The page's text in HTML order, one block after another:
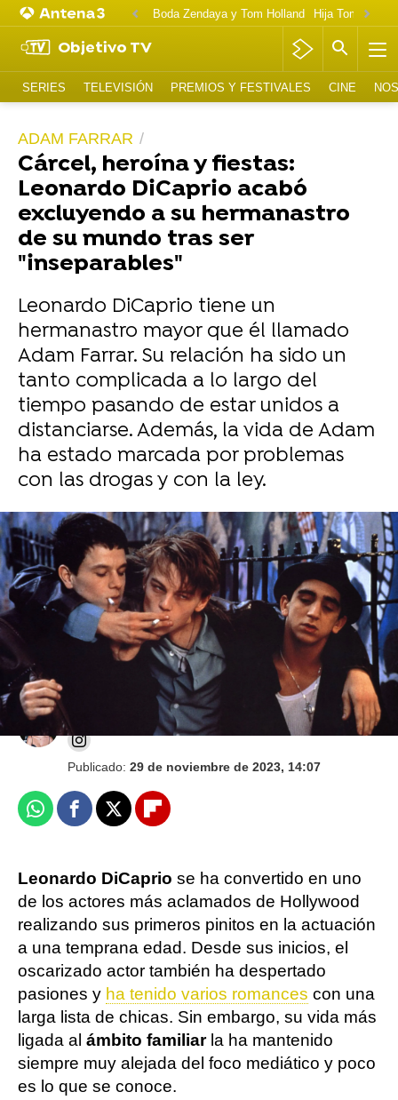
Boda Zendaya y Tom Holland Hija Tom
Objetivo TV
SERIES TELEVISIÓN PREMIOS Y FESTIVALES CINE
ADAM FARRAR
Cárcel, heroína y fiestas:
Leonardo DiCaprio acabó
excluyendo a su hermanastro
de su mundo tras ser
"inseparables"
Leonardo DiCaprio tiene un
hermanastro mayor que él llamado
Adam Farrar. Su relación ha sido un
tanto complicada a lo largo del
tiempo pasando de estar unidos a
distanciarse. Además, la vida de Adam
ha estado marcada por problemas
con las drogas y con la ley.
Leonardo DiCaprio no da crédito a tener 49
años y confiesa su deseo antes de llegar a
50: "¿Cómo demonios ha ocurrido?"
Anna Hidalgo
Publicado: 29 de noviembre de 2023, 14:07
WhatsappFacebook
X Flipboard
Leonardo DiCaprio se ha convertido en uno
de los actores más aclamados de Hollywood
realizando sus primeros pinitos en la actuación
a una temprana edad. Desde sus inicios, el
oscarizado actor también ha despertado
pasiones y ha tenido varios romances con una
larga lista de chicas. Sin embargo, su vida más
ligada al ámbito familiar la ha mantenido
siempre muy alejada del foco mediático y poco
es lo que se conoce.